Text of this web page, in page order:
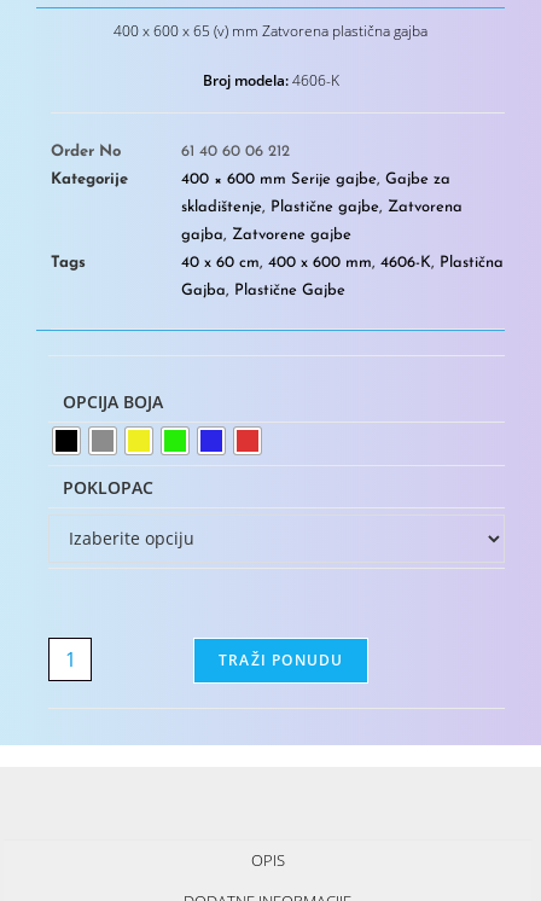
400 x 600 x 65 (v) mm Zatvorena plastična gajba
Broj modela:4606-K
Order No
61 40 60 06 212
Kategorije
400 × 600 mm Serije gajbe, Gajbe za
skladištenje, Plastične gajbe, Zatvorena
gajba, Zatvorene gajbe
Tags
40 x 60 cm, 400 x 600 mm, 4606-K, Plastična
Gajba, Plastične Gajbe
OPCIJA BOJA
POKLOPAC
TRAŽI PONUDU
OPIS